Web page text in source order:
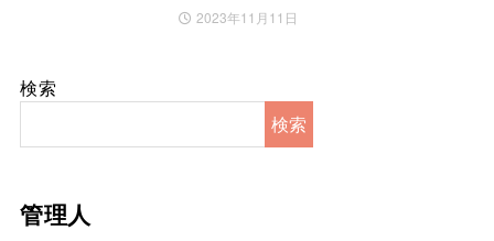
2023年11月11日
検索
検索
管理人